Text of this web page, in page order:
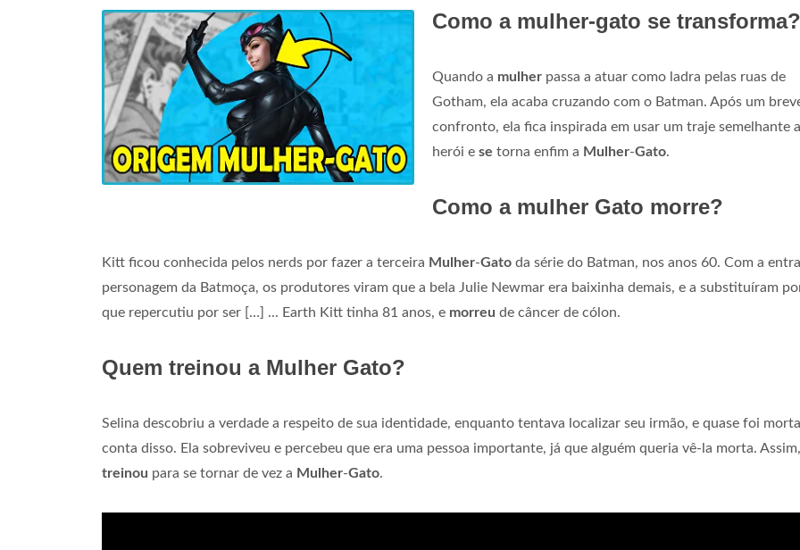
Como a mulher-gato se transforma?
Quando a mulher passa a atuar como ladra pelas ruas de
Gotham, ela acaba cruzando com o Batman. Após um
confronto, ela fica inspirada em usar um traje semelhante
herói e se torna enfim a Mulher-Gato.
Como a mulher Gato morre?
Kitt ficou conhecida pelos nerds por fazer a terceira Mulher-Gato da série do Batman, nos anos 60. Com a
personagem da Batmoça, os produtores viram que a bela Julie Newmar era baixinha demais, e a substituíram
que repercutiu por ser […] ... Earth Kitt tinha 81 anos, e morreu de câncer de cólon.
Quem treinou a Mulher Gato?
Selina descobriu a verdade a respeito de sua identidade, enquanto tentava localizar seu irmão, e quase foi
conta disso. Ela sobreviveu e percebeu que era uma pessoa importante, já que alguém queria vê-la morta. Assim,
treinou para se tornar de vez a Mulher-Gato.